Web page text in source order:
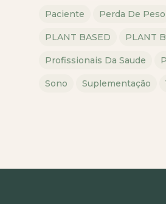
Paciente Perda De Peso
PLANT BASED PLANT
Profissionais Da Saude
Sono Suplementação